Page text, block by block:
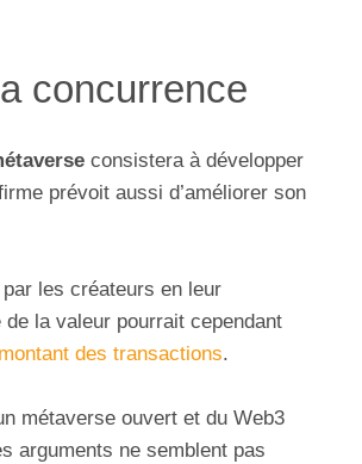
concurrence
consistera à développer
prévoit aussi d’améliorer son
les créateurs en leur
la valeur pourrait cependant
des transactions.
métaverse ouvert et du Web3
arguments ne semblent pas